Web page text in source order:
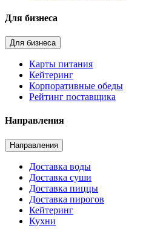
Для бизнеса
Для бизнеса
Карты питания
Кейтеринг
Корпоративные обеды
Рейтинг поставщика
Направления
Направления
Доставка воды
Доставка суши
Доставка пиццы
Доставка пирогов
Кейтеринг
Кухни